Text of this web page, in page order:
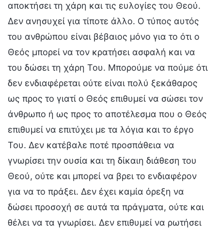
αποκτήσει τη χάρη και τις ευλογίες του Θεού.
Δεν ανησυχεί για τίποτε άλλο. Ο τύπος αυτός
του ανθρώπου είναι βέβαιος μόνο για το ότι ο
Θεός μπορεί να τον κρατήσει ασφαλή και να
του δώσει τη χάρη Του. Μπορούμε να πούμε ότι
δεν ενδιαφέρεται ούτε είναι πολύ ξεκάθαρος
ως προς το γιατί ο Θεός επιθυμεί να σώσει τον
άνθρωπο ή ως προς το αποτέλεσμα που ο Θεός
επιθυμεί να επιτύχει με τα λόγια και το έργο
Του. Δεν κατέβαλε ποτέ προσπάθεια να
γνωρίσει την ουσία και τη δίκαιη διάθεση του
Θεού, ούτε και μπορεί να βρει το ενδιαφέρον
για να το πράξει. Δεν έχει καμία όρεξη να
δώσει προσοχή σε αυτά τα πράγματα, ούτε και
θέλει να τα γνωρίσει. Δεν επιθυμεί να ρωτήσει